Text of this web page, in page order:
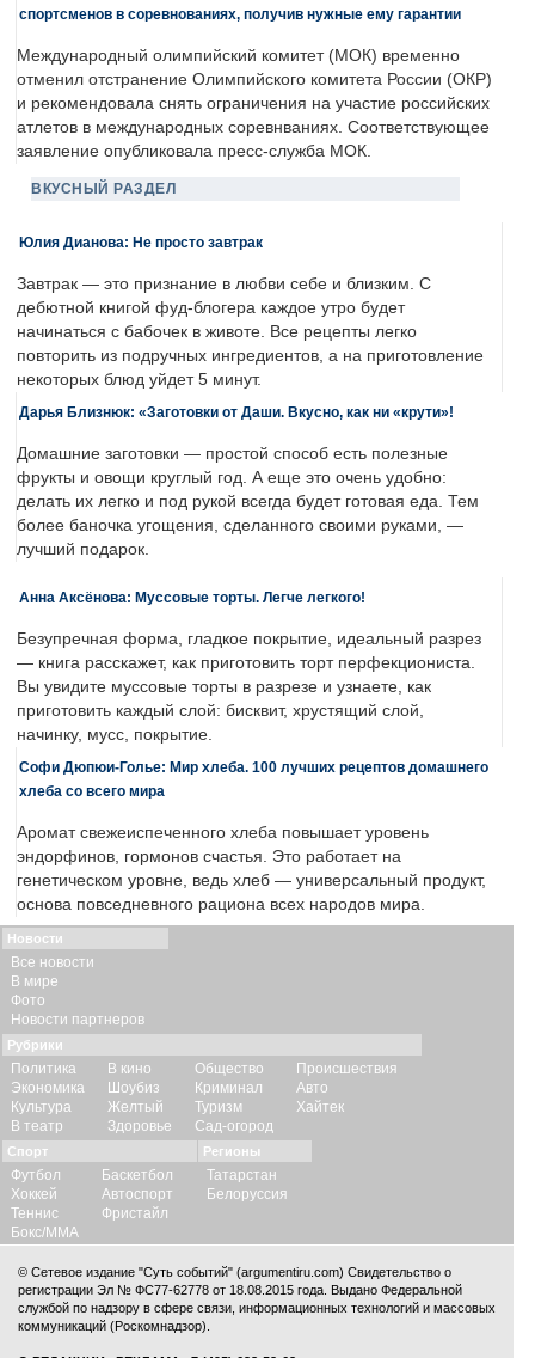
спортсменов в соревнованиях, получив нужные ему гарантии
Международный олимпийский комитет (МОК) временно
отменил отстранение Олимпийского комитета России (ОКР)
и рекомендовала снять ограничения на участие российских
атлетов в международных соревнваниях. Соответствующее
заявление опубликовала пресс-служба МОК.
ВКУСНЫЙ РАЗДЕЛ
Юлия Дианова: Не просто завтрак
Завтрак — это признание в любви себе и близким. С
дебютной книгой фуд-блогера каждое утро будет
начинаться с бабочек в животе. Все рецепты легко
повторить из подручных ингредиентов, а на приготовление
некоторых блюд уйдет 5 минут.
Дарья Близнюк: «Заготовки от Даши. Вкусно, как ни «крути»!
Домашние заготовки — простой способ есть полезные
фрукты и овощи круглый год. А еще это очень удобно:
делать их легко и под рукой всегда будет готовая еда. Тем
более баночка угощения, сделанного своими руками, —
лучший подарок.
Анна Аксёнова: Муссовые торты. Легче легкого!
Безупречная форма, гладкое покрытие, идеальный разрез
— книга расскажет, как приготовить торт перфекциониста.
Вы увидите муссовые торты в разрезе и узнаете, как
приготовить каждый слой: бисквит, хрустящий слой,
начинку, мусс, покрытие.
Софи Дюпюи-Голье: Мир хлеба. 100 лучших рецептов домашнего
хлеба со всего мира
Аромат свежеиспеченного хлеба повышает уровень
эндорфинов, гормонов счастья. Это работает на
генетическом уровне, ведь хлеб — универсальный продукт,
основа повседневного рациона всех народов мира.
Новости
Все новости
В мире
Фото
Новости партнеров
Рубрики
Политика
Экономика
Культура
В театр
В кино
Шоубиз
Желтый
Здоровье
Общество
Криминал
Туризм
Сад-огород
Происшествия
Авто
Хайтек
Спорт
Футбол
Хоккей
Теннис
Бокс/ММА
Баскетбол
Автоспорт
Фристайл
Регионы
Татарстан
Белоруссия
© Сетевое издание "Суть событий" (argumentiru.com) Свидетельство о
регистрации Эл № ФС77-62778 от 18.08.2015 года. Выдано Федеральной
службой по надзору в сфере связи, информационных технологий и массовых
коммуникаций (Роскомнадзор).